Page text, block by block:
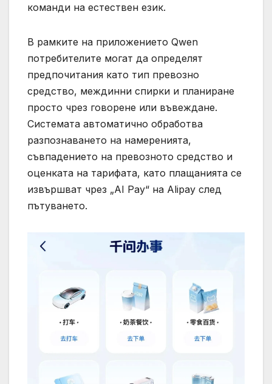
команди на естествен език.
В рамките на приложението Qwen
потребителите могат да определят
предпочитания като тип превозно
средство, междинни спирки и планиране
просто чрез говорене или въвеждане.
Системата автоматично обработва
разпознаването на намеренията,
съвпадението на превозното средство и
оценката на тарифата, като плащанията се
извършват чрез „AI Pay“ на Alipay след
пътуването.